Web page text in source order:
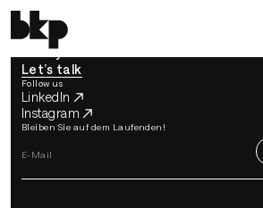
Ready for a better world?
Let’s talk
Follow us
LinkedIn
Instagram
Bleiben Sie auf dem Laufenden!